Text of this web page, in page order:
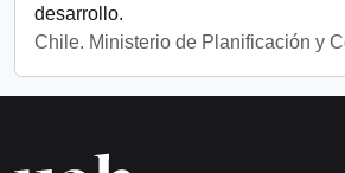
desarrollo.
Chile. Ministerio de Planificación y